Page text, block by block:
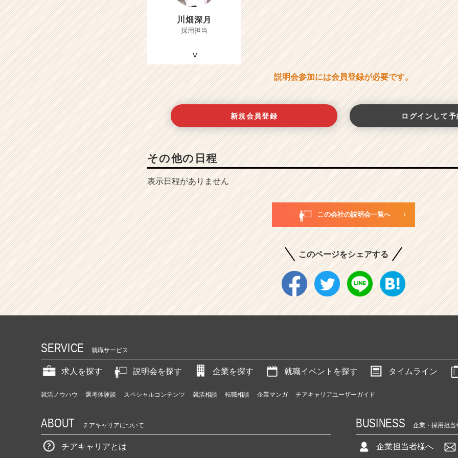
川畑深月
採用担当
説明会参加には会員登録が必要です。
新規会員登録 ログインして
その他の日程
表示日程がありません
この会社の説明会一覧へ
このページをシェアする
SERVICE 就職サービス
求人を探す 説明会を探す 企業を探す 就職イベントを探す タイムライン
就活ノウハウ 選考体験談 スペシャルコンテンツ 就活相談 転職相談 企業マンガ チアキャリアユーザーガイド
ABOUT チアキャリアについて
チアキャリアとは
BUSINESS 企業・採用担当
企業担当者様へ